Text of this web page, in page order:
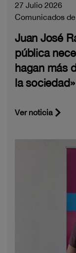
27 Julio 2026
Comunicados
Juan José
pública
hagan más
la sociedad»
Ver noticia